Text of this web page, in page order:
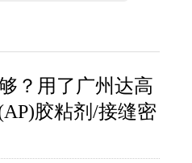
？用了广州达高
胶粘剂/接缝密